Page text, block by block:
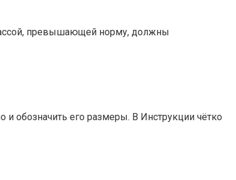
массой, превышающей норму, должны
и обозначить его размеры. В Инструкции чётко